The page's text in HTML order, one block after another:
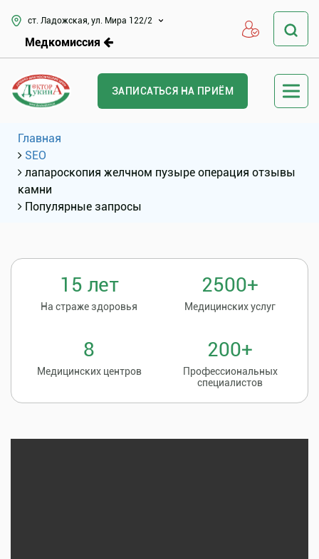
ст. Ладожская, ул. Мира 122/2
Медкомиссия
ЗАПИСАТЬСЯ НА ПРИЁМ
Главная
SEO
лапароскопия желчном пузыре операция отзывы
камни
Популярные запросы
15 лет
На страже здоровья
2500+
Медицинских услуг
8
Медицинских центров
200+
Профессиональных
специалистов